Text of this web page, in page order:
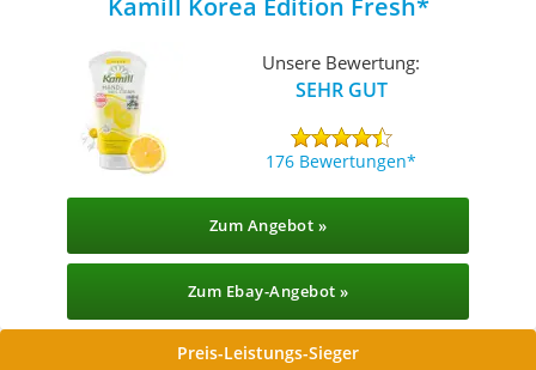
Kamill Korea Edition Fresh
Unsere Bewertung:
SEHR GUT
176 Bewertungen
Zum Angebot »
Zum Ebay-Angebot »
Preis-Leistungs-Sieger